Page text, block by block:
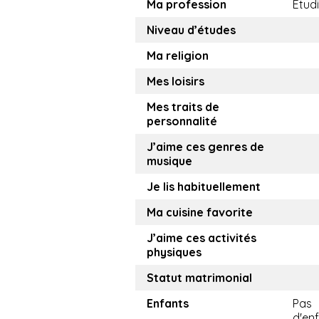
Ma profession
Niveau d’études
Ma religion
Mes loisirs
Mes traits de
personnalité
J’aime ces genres de
musique
Je lis habituellement
Ma cuisine favorite
J’aime ces activités
physiques
Statut matrimonial
Enfants
Pas